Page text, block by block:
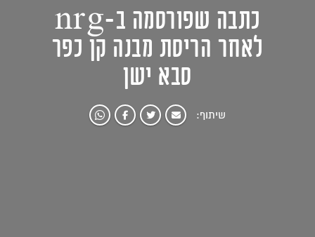
כתבה שפורסמה ב-nrg
לאחר הריסת מבנה קן כפר
סבא ישן
שיתוף: